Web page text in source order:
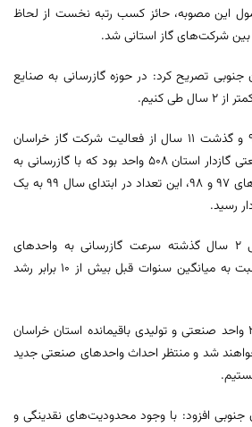
این مصوبه، حائز کسب رتبه نخست از لحاظ
شرکت‌های گاز استانی شد.
تصریح کرد: در حوزه گازرسانی به صنایع
وی افزود: تا ابتدای سال ۹۷ و گذشت ۱۱ سال از فعالیت شرکت گاز خراسان
جنوبی، تعداد واحدهای صنعتی گازدار استان ۵۰۸ واحد بود که با گازرسانی به
۹۳۲ واحد صنعتی طی سال‌های ۹۷ و ۹۸، این تعداد در ابتدای سال ۹۹ به یک
هاشمی گفت: در واقع طی ۲ سال گذشته سرعت گازرسانی به واحدهای
صنعتی و تولیدی استان نسبت به میانگین سنوات قبل بیش از ۱۰ برابر رشد
وی بیان کرد: امسال نیز ۲۶۰ واحد صنعتی و تولیدی باقیمانده استان خراسان
شد و منتظر احداث واحدهای صنعتی جدید
جنوبی افزود: با وجود محدودیت‌های نقدینگی و